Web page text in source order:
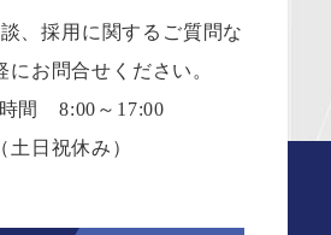
、採用に関するご質問な
にお問合せください。
間 8:00～17:00
（土日祝休み）